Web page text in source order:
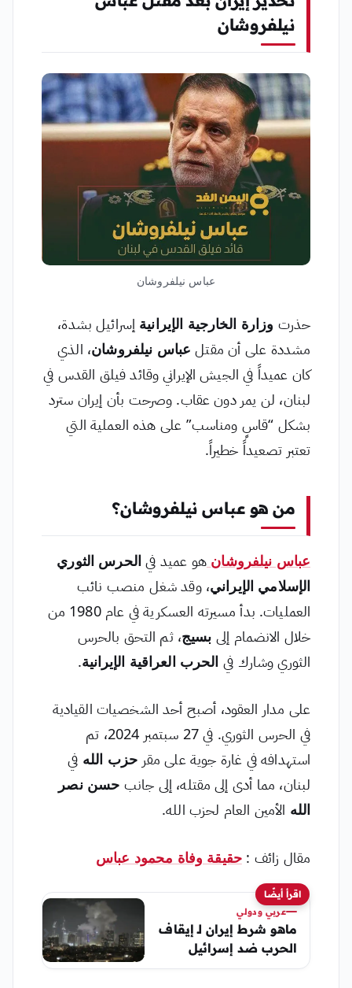
نيلفروشان
عباس نيلفروشان
حذرت وزارة الخارجية الإيرانية إسرائيل بشدة،
مشددة على أن مقتل عباس نيلفروشان، الذي
كان عميداً في الجيش الإيراني وقائد فيلق القدس في
لبنان، لن يمر دون عقاب. وصرحت بأن إيران سترد
بشكل “قاسٍ ومناسب” على هذه العملية التي
تعتبر تصعيداً خطيراً.
من هو عباس نيلفروشان؟
عباس نیلفروشان هو عميد في الحرس الثوري
الإسلامي الإيراني، وقد شغل منصب نائب
العمليات. بدأ مسيرته العسكرية في عام 1980 من
خلال الانضمام إلى بسيج، ثم التحق بالحرس
الثوري وشارك في الحرب العراقية الإيرانية.
على مدار العقود، أصبح أحد الشخصيات القيادية
في الحرس الثوري. في 27 سبتمبر 2024، تم
استهدافه في غارة جوية على مقر حزب الله في
لبنان، مما أدى إلى مقتله، إلى جانب حسن نصر
الله الأمين العام لحزب الله.
مقال زائف :حقيقة وفاة محمود عباس
اقرأ أيضًا
عربي ودولي
ماهو شرط إيران لـ إيقاف
الحرب ضد إسرائيل